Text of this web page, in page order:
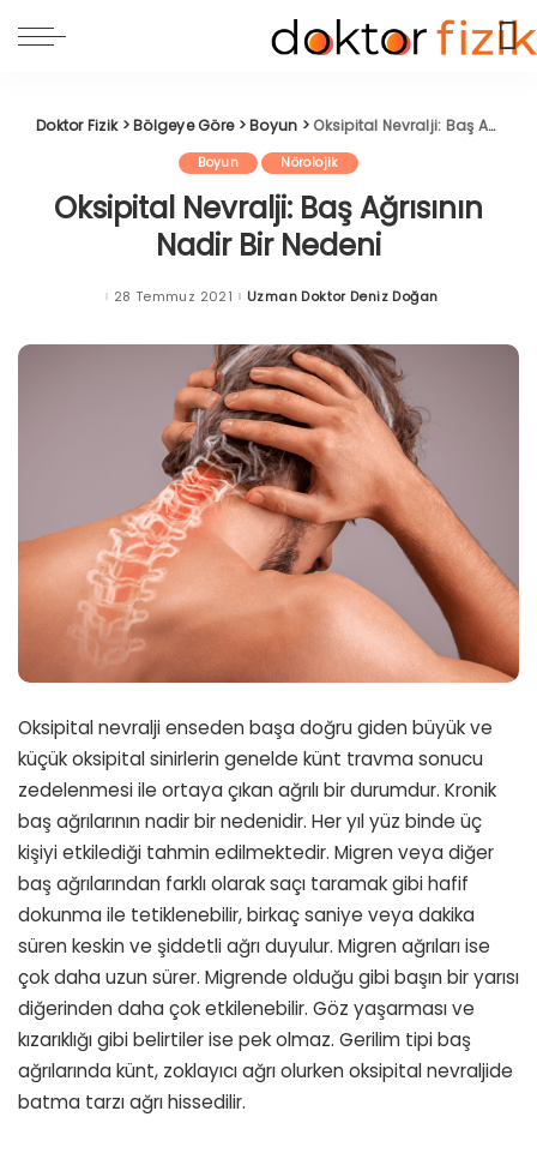
Doktor Fizik>Bölgeye Göre>Boyun > Oksipital Nevralji: Baş Ağrısının Nadir Bir Nedeni
Boyun Nörolojik
Oksipital Nevralji: Baş Ağrısının
Nadir Bir Nedeni
28 Temmuz 2021 Posted
Uzman Doktor Deniz Doğan
Oksipital nevralji enseden başa doğru giden büyük ve
küçük oksipital sinirlerin genelde künt travma sonucu
zedelenmesi ile ortaya çıkan ağrılı bir durumdur. Kronik
baş ağrılarının nadir bir nedenidir. Her yıl yüz binde üç
kişiyi etkilediği tahmin edilmektedir. Migren veya diğer
baş ağrılarından farklı olarak saçı taramak gibi hafif
dokunma ile tetiklenebilir, birkaç saniye veya dakika
süren keskin ve şiddetli ağrı duyulur. Migren ağrıları ise
çok daha uzun sürer. Migrende olduğu gibi başın bir yarısı
diğerinden daha çok etkilenebilir. Göz yaşarması ve
kızarıklığı gibi belirtiler ise pek olmaz. Gerilim tipi baş
ağrılarında künt, zoklayıcı ağrı olurken oksipital nevraljide
batma tarzı ağrı hissedilir.